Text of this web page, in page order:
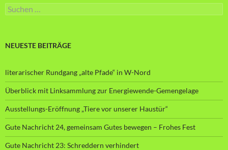
Suche
nach:
NEUESTE BEITRÄGE
literarischer Rundgang „alte Pfade“ in W-Nord
Überblick mit Linksammlung zur Energiewende-Gemengelage
Ausstellungs-Eröffnung „Tiere vor unserer Haustür“
Gute Nachricht 24, gemeinsam Gutes bewegen – Frohes Fest
Gute Nachricht 23: Schreddern verhindert